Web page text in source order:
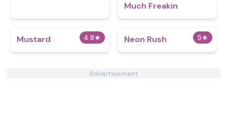
Much Freakin
4.8★
Mustard 5★
Neon Rush
Advertisement